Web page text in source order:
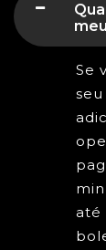
Se
até